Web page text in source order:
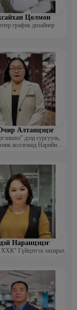
Цолмон
график дизайнер
Алтанцэцэг
дээд сургууль,
коллежид Нарийн
багш
Наранцэцэг
Гүйцэтгэх захирал